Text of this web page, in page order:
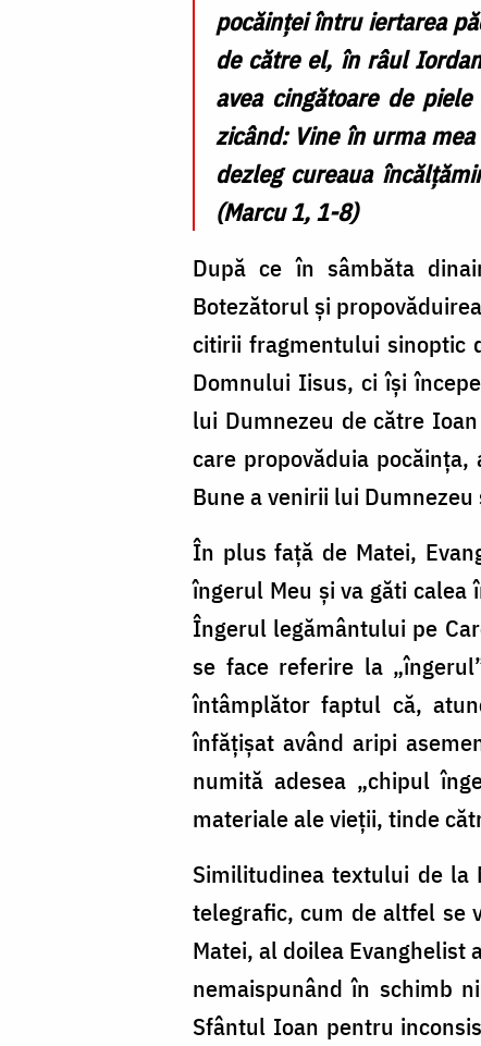
pocăinţei întru iertarea
de către el, în râul
avea cingătoare de
zicând: Vine în urma
dezleg cureaua
(Marcu 1, 1-8)
După ce în sâmbăta
Botezătorul și
citirii fragmentului sinoptic
Domnului Iisus, ci își
lui Dumnezeu de către
care propovăduia
Bune a venirii lui
În plus față de Matei,
îngerul Meu şi va găti
Îngerul legământului pe
se face referire la
întâmplător faptul că,
înfățișat având aripi
numită adesea „chipul
materiale ale vieții, tinde
Similitudinea textului de la
telegrafic, cum de altfel se
Matei, al doilea
nemaispunând în schimb
Sfântul Ioan pentru